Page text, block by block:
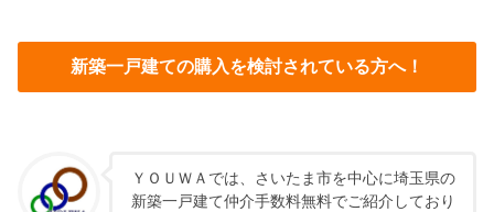
新築一戸建ての購入を検討されている方へ！
ＹＯＵＷＡでは、さいたま市を中心に埼玉県の
新築一戸建て仲介手数料無料でご紹介しており